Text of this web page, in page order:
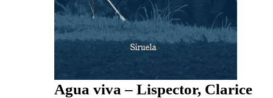
Agua viva – Lispector, Clarice